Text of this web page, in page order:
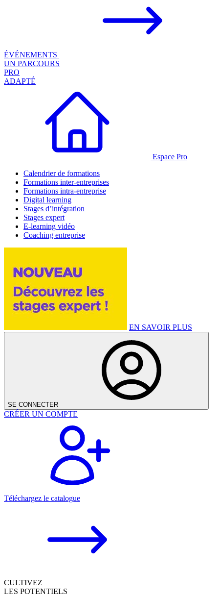
ÉVÉNEMENTS
UN PARCOURS
PRO
ADAPTÉ
Espace Pro
Calendrier de formations
Formations inter-entreprises
Formations intra-entreprise
Digital learning
Stages d’intégration
Stages expert
E-learning vidéo
Coaching entreprise
EN SAVOIR PLUS
SE CONNECTER
CRÉER UN COMPTE
Téléchargez le catalogue
CULTIVEZ
LES POTENTIELS